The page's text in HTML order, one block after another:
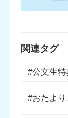
関連タグ
#公文生特
#おたよ